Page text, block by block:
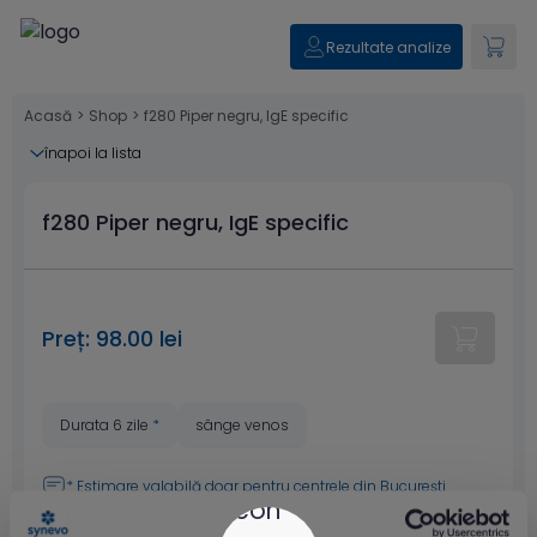
Rezultate analize
Acasă > Shop > f280 Piper negru, IgE specific
înapoi la lista
f280 Piper negru, IgE specific
Preț: 98.00 lei
Durata 6 zile * sânge venos
* Estimare valabilă doar pentru centrele din București